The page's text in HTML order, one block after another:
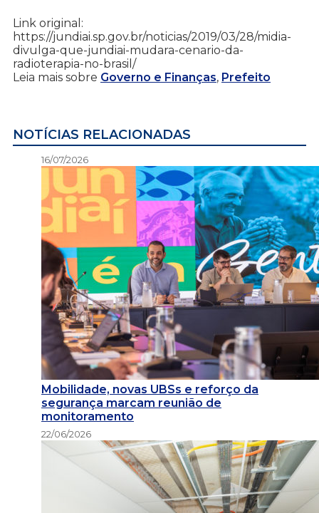
Link original:
https://jundiai.sp.gov.br/noticias/2019/03/28/midia-
divulga-que-jundiai-mudara-cenario-da-
radioterapia-no-brasil/
Leia mais sobre Governo e Finanças, Prefeito
NOTÍCIAS RELACIONADAS
16/07/2026
Mobilidade, novas UBSs e reforço da
segurança marcam reunião de
monitoramento
22/06/2026